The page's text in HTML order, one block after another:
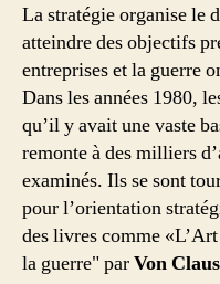
La stratégie organise le
atteindre des objectifs
entreprises et la guerre
Dans les années 1980,
qu’il y avait une vaste
remonte à des milliers
examinés. Ils se sont
pour l’orientation
des livres comme
la guerre" parVon